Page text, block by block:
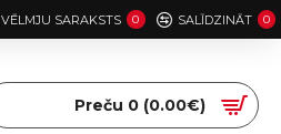
VĒLMJU SARAKSTS 0 SALĪDZINĀT 0
Preču 0 (0.00€)